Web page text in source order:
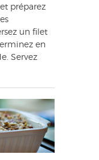
préparez
un filet
en
Servez